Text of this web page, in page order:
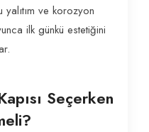
ve korozyon
ilk günkü estetiğini
Seçerken